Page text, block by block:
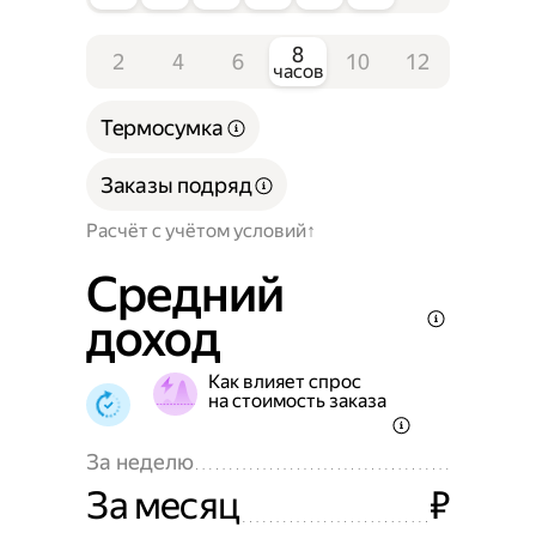
2 4 6 8
часов 10 12
Расчёт с учётом условий
Термосумка
Заказы подряд
Средний
доход
Как влияет спрос
на стоимость заказа
За неделю
За месяц ₽